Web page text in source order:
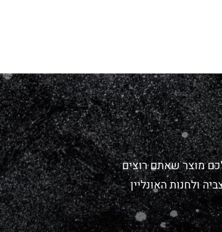
מוצר שאתם רוצים
ולחנות האונליין